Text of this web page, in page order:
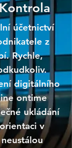
účetnictví
z
Rychle,
digitálního
ontime
ukládání
v